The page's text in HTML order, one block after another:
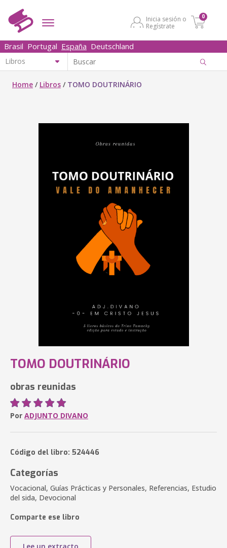
Inicia sesión o
Regístrate
0
Brasil Portugal España Deutschland
Home / Libros / TOMO DOUTRINÁRIO
TOMO DOUTRINÁRIO
obras reunidas
Por ADJUNTO DIVANO
Código del libro: 524446
Categorías
Vocacional, Guías Prácticas y Personales, Referencias, Estudio
del sida, Devocional
Comparte ese libro